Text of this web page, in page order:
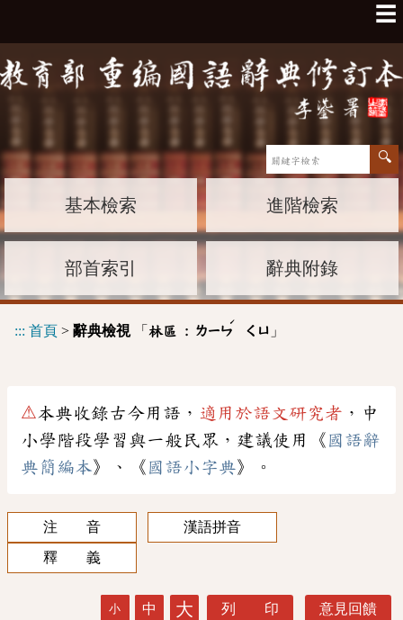
☰
基本檢索 進階檢索
部首索引 辭典附錄
::: 首頁 > 辭典檢視「 林區 : ㄌㄧㄣ
ˊ
ㄑㄩ 」
⚠本典收錄古今用語， 適用於語文研究者 ，中
小學階段學習與一般民眾，建議使用《 國語辭
典簡編本》、《 國語小字典》。
注 音
漢語拼音
釋 義
小 中 大 列 印 意見回饋